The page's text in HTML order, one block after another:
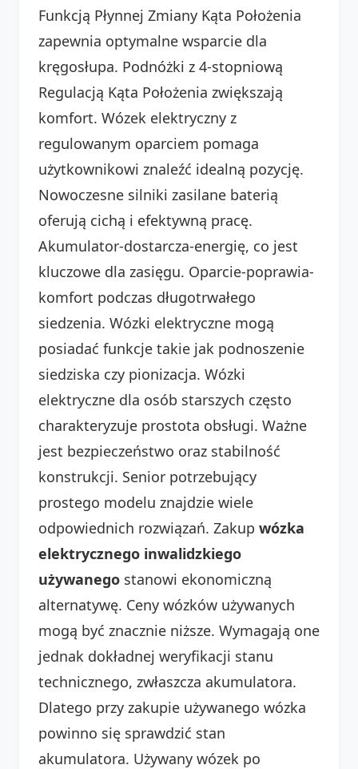
Funkcją Płynnej Zmiany Kąta Położenia
zapewnia optymalne wsparcie dla
kręgosłupa. Podnóżki z 4-stopniową
Regulacją Kąta Położenia zwiększają
komfort. Wózek elektryczny z
regulowanym oparciem pomaga
użytkownikowi znaleźć idealną pozycję.
Nowoczesne silniki zasilane baterią
oferują cichą i efektywną pracę.
Akumulator-dostarcza-energię, co jest
kluczowe dla zasięgu. Oparcie-poprawia-
komfort podczas długotrwałego
siedzenia. Wózki elektryczne mogą
posiadać funkcje takie jak podnoszenie
siedziska czy pionizacja. Wózki
elektryczne dla osób starszych często
charakteryzuje prostota obsługi. Ważne
jest bezpieczeństwo oraz stabilność
konstrukcji. Senior potrzebujący
prostego modelu znajdzie wiele
odpowiednich rozwiązań. Zakup wózka
elektrycznego inwalidzkiego
używanego stanowi ekonomiczną
alternatywę. Ceny wózków używanych
mogą być znacznie niższe. Wymagają one
jednak dokładnej weryfikacji stanu
technicznego, zwłaszcza akumulatora.
Dlatego przy zakupie używanego wózka
powinno się sprawdzić stan
akumulatora. Używany wózek po